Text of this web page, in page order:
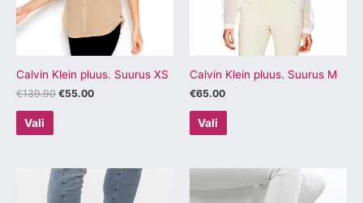
Calvin Klein pluus. Suurus XS
€139.90 €55.00
Vali
Valikuid
saab
teha
tootelehel.
Calvin Klein pluus. Suurus M
€65.00
Vali
Valikuid
saab
teha
tootelehel.
Sellel
tootel